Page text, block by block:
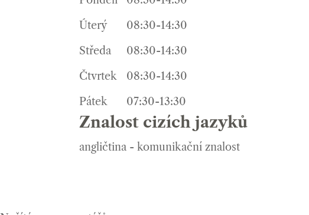
Úterý
08:30-14:30
Středa
08:30-14:30
Čtvrtek
08:30-14:30
Pátek
07:30-13:30
Znalost cizích jazyků
angličtina - komunikační znalost